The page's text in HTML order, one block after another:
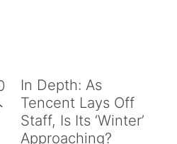
In Depth: As
Tencent Lays Off
Staff, Is Its ‘Winter’
Approaching?